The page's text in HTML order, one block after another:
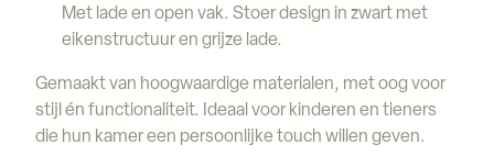
Met lade en open vak. Stoer design in zwart met
eikenstructuur en grijze lade.
Gemaakt van hoogwaardige materialen, met oog voor
stijl én functionaliteit. Ideaal voor kinderen en tieners
die hun kamer een persoonlijke touch willen geven.